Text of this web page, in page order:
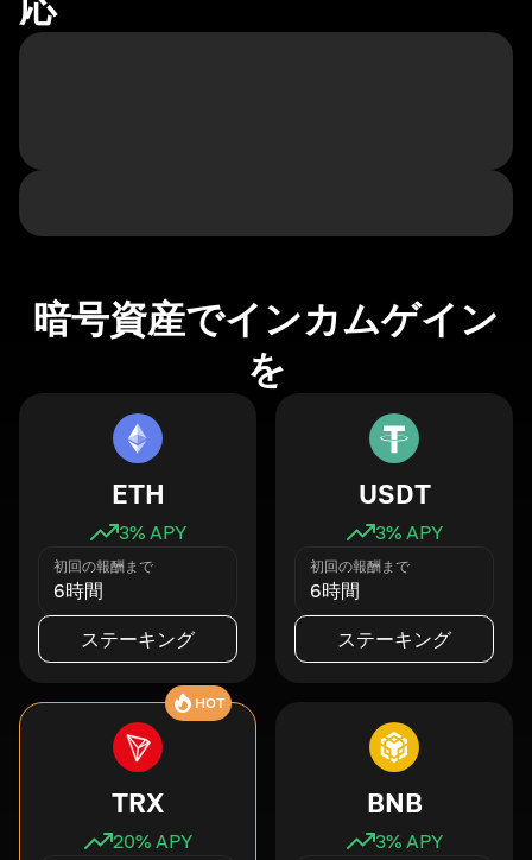
暗号資産でインカムゲイン
を
ETH
3% APY
初回の報酬まで
6時間
ステーキング
USDT
3% APY
初回の報酬まで
6時間
ステーキング
HOT
TRX
20% APY
BNB
3% APY